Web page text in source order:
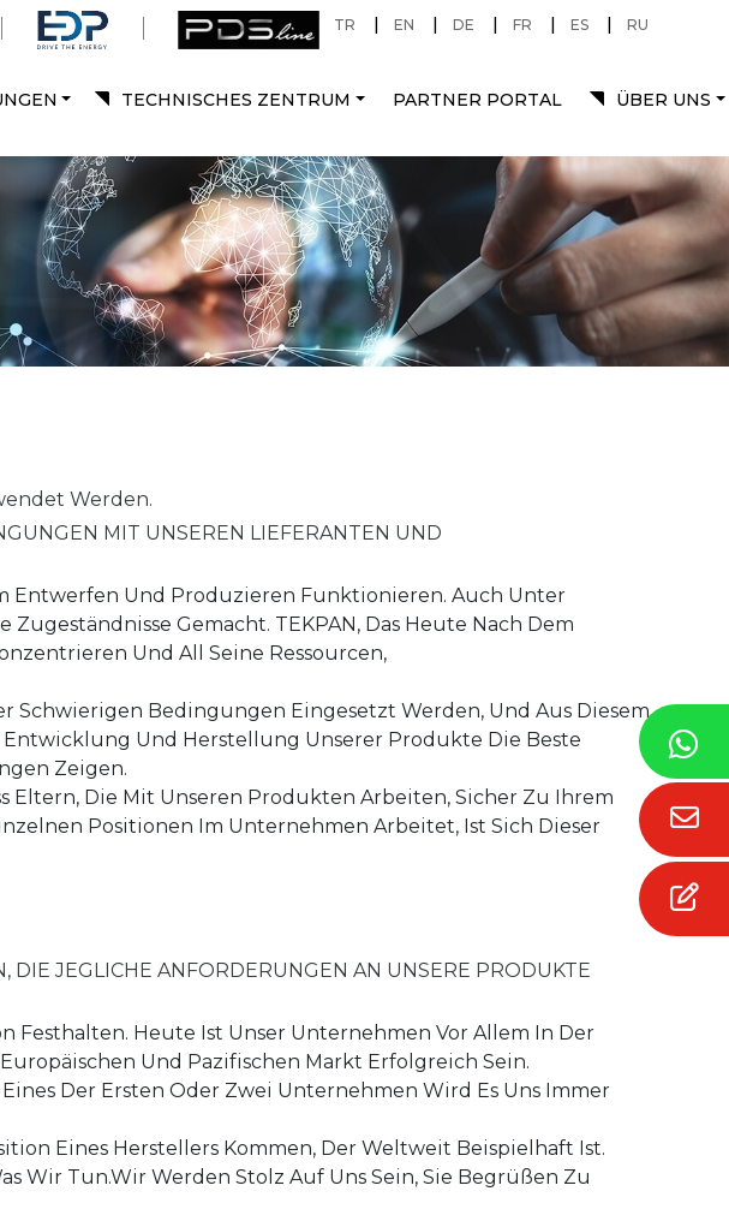
TR | EN | DE | FR | ES | RU
TECHNISCHES ZENTRUM PARTNER PORTAL ÜBER UNS
Werden.
MIT UNSEREN LIEFERANTEN UND
Entwerfen Und Produzieren Funktionieren. Auch Unter
Gemacht. TEKPAN, Das Heute Nach Dem
Und All Seine Ressourcen,
Schwierigen Bedingungen Eingesetzt Werden, Und Aus Diesem
Und Herstellung Unserer Produkte Die Beste
Zeigen.
Eltern, Die Mit Unseren Produkten Arbeiten, Sicher Zu Ihrem
Positionen Im Unternehmen Arbeitet, Ist Sich Dieser
JEGLICHE ANFORDERUNGEN AN UNSERE PRODUKTE
Festhalten. Heute Ist Unser Unternehmen Vor Allem In Der
Und Pazifischen Markt Erfolgreich Sein.
Der Ersten Oder Zwei Unternehmen Wird Es Uns Immer
Eines Herstellers Kommen, Der Weltweit Beispielhaft Ist.
Wir Tun.Wir Werden Stolz Auf Uns Sein, Sie Begrüßen Zu